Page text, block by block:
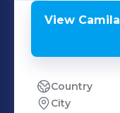
View Camila
Country
City